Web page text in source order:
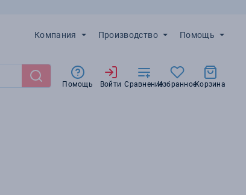
Компания Производство Помощь
Помощь Войти СравнениеИзбранноеКорзина